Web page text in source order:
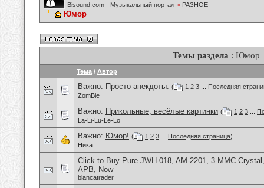
Bisound.com - Музыкальный портал > РАЗНОЕ
Юмор
Темы раздела : Юмор
Тема / Автор
Важно: Просто анекдоты. ( 1 2 3
Последняя
ZomBie
Важно: Прикольные, весёлые картинки ( 1 2 3
La-Li-Lu-Le-Lo
Важно: Юмор! ( 1 2 3 Последняя страница)
Ника
Click to Buy Pure JWH-018, AM-2201, 3-MMC
APB, Now
blancatrader